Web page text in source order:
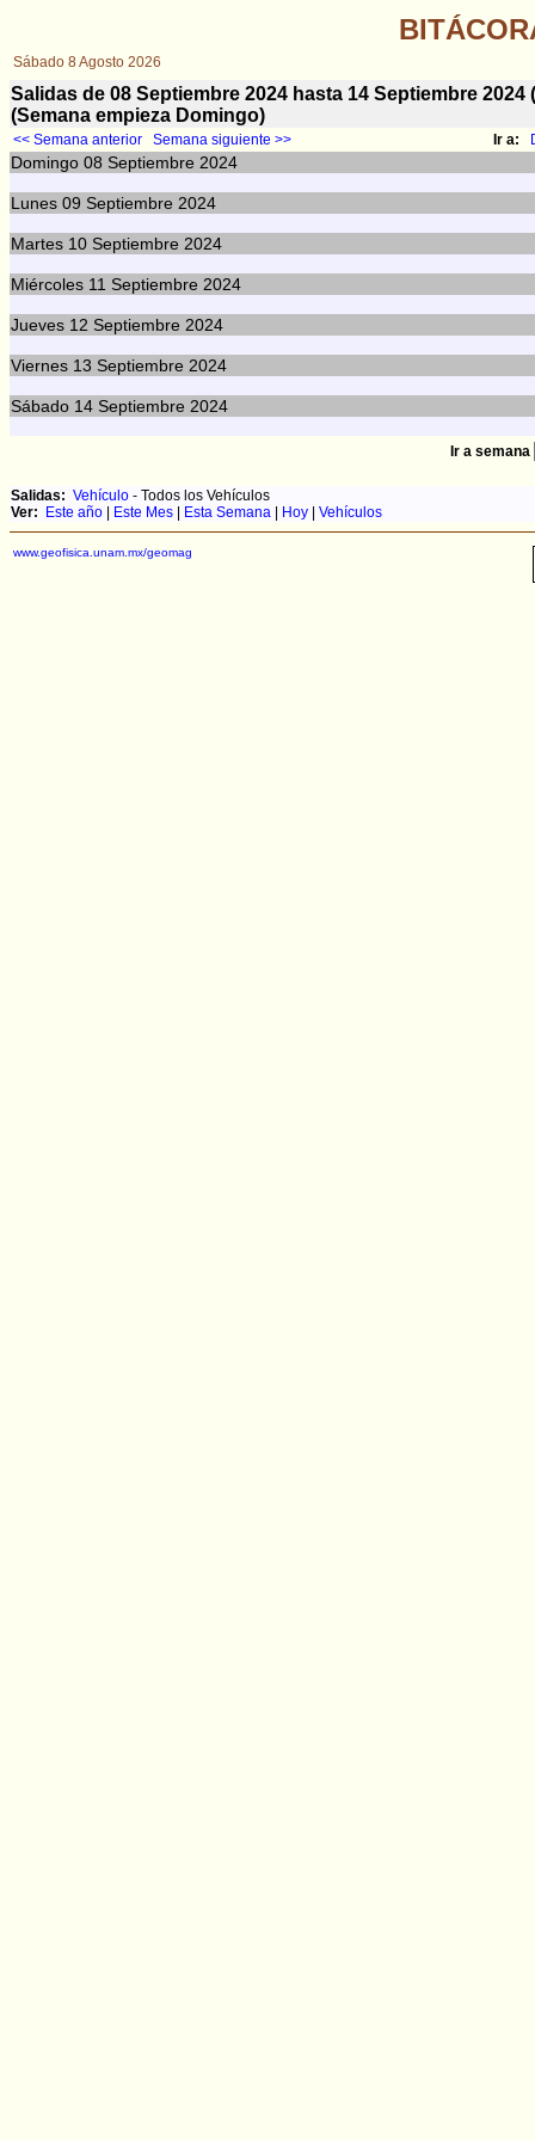
Sábado 8 Agosto 2026
Salidas de 08 Septiembre 2024 hasta 14 Septiembre
(Semana empieza Domingo)
<< Semana anterior Semana siguiente >> Ir a:
Domingo 08 Septiembre 2024
Lunes 09 Septiembre 2024
Martes 10 Septiembre 2024
Miércoles 11 Septiembre 2024
Jueves 12 Septiembre 2024
Viernes 13 Septiembre 2024
Sábado 14 Septiembre 2024
Ir a semana
Salidas: Vehículo - Todos los Vehículos
Ver:
Este año Este Mes Esta Semana Hoy Vehículos
www.geofisica.unam.mx/geomag